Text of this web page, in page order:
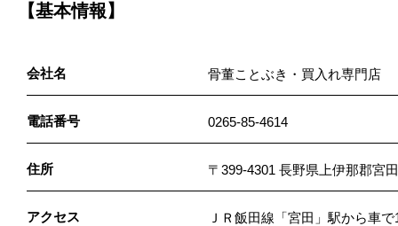
【基本情報】
会社名 骨董ことぶき・買入れ専門店
電話番号 0265-85-4614
住所 〒399-4301 長野県上伊那郡宮
アクセス
ＪＲ飯田線「宮田」駅から車で